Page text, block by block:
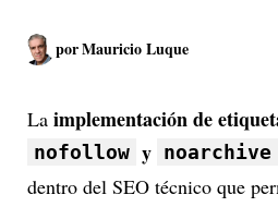
porMauricio Luque
La implementación de
nofollow y noarchive
dentro del SEO técnico que